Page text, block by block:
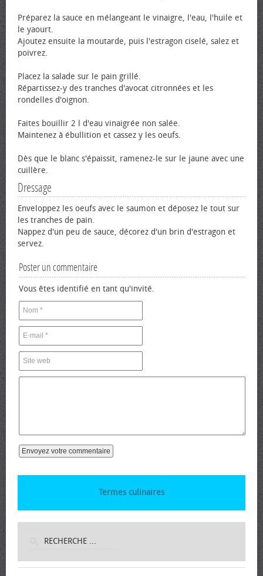
Préparez la sauce en mélangeant le vinaigre, l'eau, l'huile et
le yaourt.
Ajoutez ensuite la moutarde, puis l'estragon ciselé, salez et
poivrez.
Placez la salade sur le pain grillé.
Répartissez-y des tranches d'avocat citronnées et les
rondelles d'oignon.
Faites bouillir 2 l d'eau vinaigrée non salée.
Maintenez à ébullition et cassez y les œufs.
Dès que le blanc s'épaissit, ramenez-le sur le jaune avec une
cuillère.
Dressage
Enveloppez les œufs avec le saumon et déposez le tout sur
les tranches de pain.
Nappez d'un peu de sauce, décorez d'un brin d'estragon et
servez.
Poster un commentaire
Vous êtes identifié en tant qu'invité.
Termes culinaires